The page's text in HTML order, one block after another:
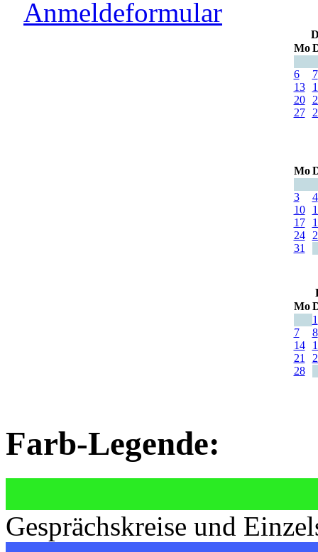
Mo
6
7
13
20
27
Mo
3
4
10
17
24
31
Mo
1
7
8
14
21
28
Farb-Legende:
Gesprächskreise und